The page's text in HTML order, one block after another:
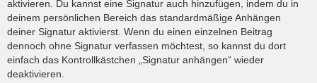
aktivieren. Du kannst eine Signatur auch hinzufügen, indem du in
deinem persönlichen Bereich das standardmäßige Anhängen
deiner Signatur aktivierst. Wenn du einen einzelnen Beitrag
dennoch ohne Signatur verfassen möchtest, so kannst du dort
einfach das Kontrollkästchen „Signatur anhängen“ wieder
deaktivieren.